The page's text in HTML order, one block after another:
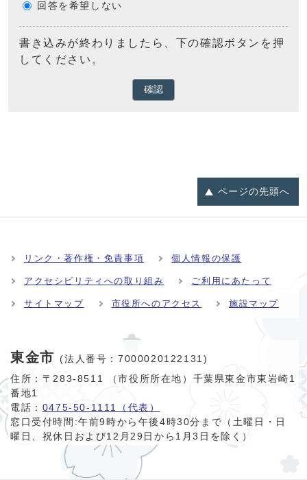
回答を希望しない
書き込みが終わりましたら、下の確認ボタンを押
してください。
確認
ページの先頭へ
リンク・著作権・免責事項 個人情報の保護
アクセシビリティへの取り組み ご利用にあたって
サイトマップ 市役所へのアクセス 施設マップ
東金市
(法人番号：7000020122131)
住所：〒283-8511 （市役所所在地）千葉県東金市東岩崎1
番地1
電話： 0475-50-1111（代表）
窓口受付時間:午前9時から午後4時30分まで（土曜日・日
曜日、祝休日および12月29日から1月3日を除く）